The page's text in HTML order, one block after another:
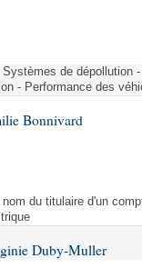
de dépollution
- Performance des
Bonnivard
du titulaire d'un
Duby-Muller